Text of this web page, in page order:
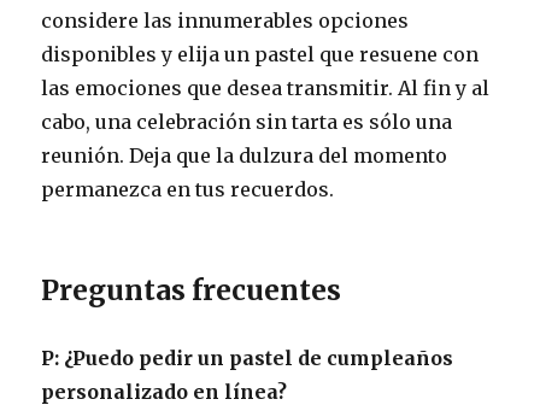
considere las innumerables opciones
disponibles y elija un pastel que resuene con
las emociones que desea transmitir. Al fin y al
cabo, una celebración sin tarta es sólo una
reunión. Deja que la dulzura del momento
permanezca en tus recuerdos.
Preguntas frecuentes
P: ¿Puedo pedir un pastel de cumpleaños
personalizado en línea?